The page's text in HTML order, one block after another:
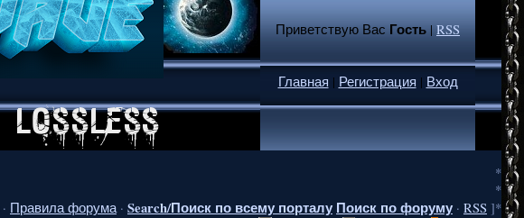
Приветствую Вас Гость|RSS
Главная | Регистрация | Вход
*
*
· Правила форума · Search/Поиск по всему порталу Поиск по форуму · RSS ]*